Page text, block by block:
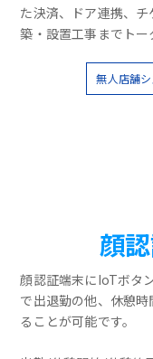
た決済、ドア連携、
築・設置工事までトー
無人店舗
顔
顔認証端末にIoTボタ
で出退勤の他、休憩
ることが可能です。